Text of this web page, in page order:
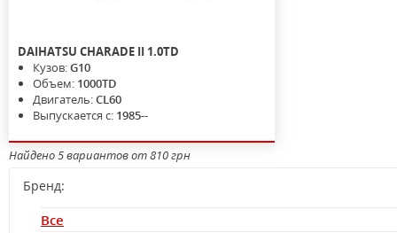
DAIHATSU CHARADE II 1.0TD
Кузов:G10
Объем: 1000TD
Двигатель:CL60
Выпускается с: 1985--
Найдено 5 вариантов от 810 грн
Бренд:
Все